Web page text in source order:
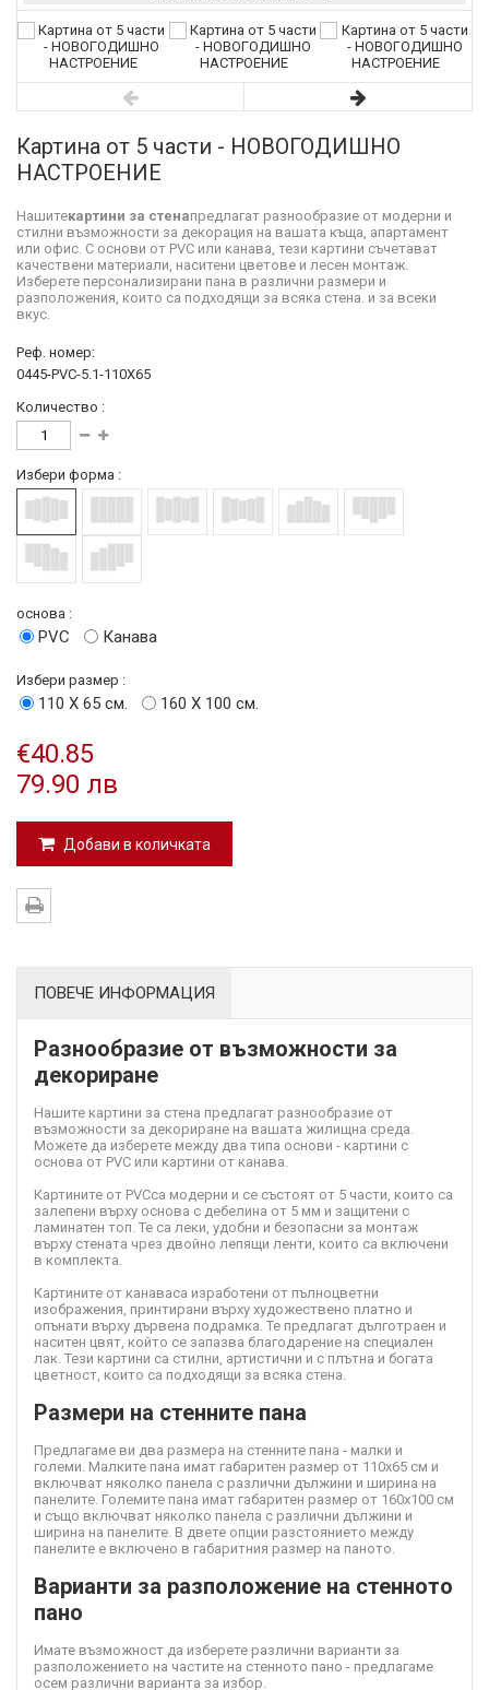
Картина от 5 части - НОВОГОДИШНО
НАСТРОЕНИЕ
Нашитекартини за стенапредлагат разнообразие от модерни и
стилни възможности за декорация на вашата къща, апартамент
или офис. С основи от PVC или канава, тези картини съчетават
качествени материали, наситени цветове и лесен монтаж.
Изберете персонализирани пана в различни размери и
разположения, които са подходящи за всяка стена. и за всеки
вкус.
Реф. номер:
0445-PVC-5.1-110X65
Количество :
Избери форма :
основа :
PVC Канава
Избери размер :
110 Х 65 см. 160 Х 100 см.
€40.85
79.90 лв
Добави в количката
ПОВЕЧЕ ИНФОРМАЦИЯ
Разнообразие от възможности за
декориране
Нашите картини за стена предлагат разнообразие от
възможности за декориране на вашата жилищна среда.
Можете да изберете между два типа основи - картини с
основа от PVC или картини от канава.
Картините от PVCса модерни и се състоят от 5 части, които са
залепени върху основа с дебелина от 5 мм и защитени с
ламинатен топ. Те са леки, удобни и безопасни за монтаж
върху стената чрез двойно лепящи ленти, които са включени
в комплекта.
Картините от канаваса изработени от пълноцветни
изображения, принтирани върху художествено платно и
опънати върху дървена подрамка. Те предлагат дълготраен и
наситен цвят, който се запазва благодарение на специален
лак. Тези картини са стилни, артистични и с плътна и богата
цветност, които са подходящи за всяка стена.
Размери на стенните пана
Предлагаме ви два размера на стенните пана - малки и
големи. Малките пана имат габаритен размер от 110х65 см и
включват няколко панела с различни дължини и ширина на
панелите. Големите пана имат габаритен размер от 160х100 см
и също включват няколко панела с различни дължини и
ширина на панелите. В двете опции разстоянието между
панелите е включено в габаритния размер на паното.
Варианти за разположение на стенното
пано
Имате възможност да изберете различни варианти за
разположението на частите на стенното пано - предлагаме
осем различни варианта за избор.